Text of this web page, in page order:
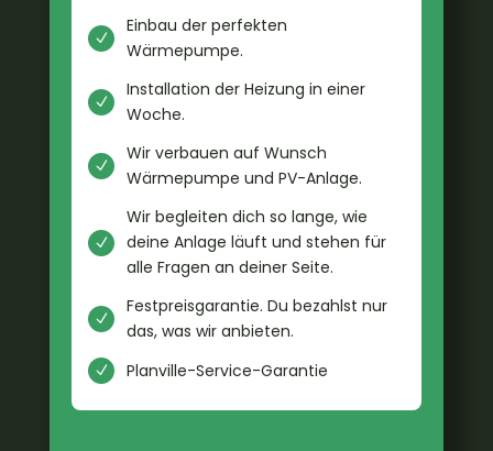
N
Einbau der perfekten
Wärmepumpe.
N
Installation der Heizung in einer
Woche.
N
Wir verbauen auf Wunsch
Wärmepumpe und PV-Anlage.
N
Wir begleiten dich so lange, wie
deine Anlage läuft und stehen für
alle Fragen an deiner Seite.
N
Festpreisgarantie. Du bezahlst nur
das, was wir anbieten.
N Planville-Service-Garantie